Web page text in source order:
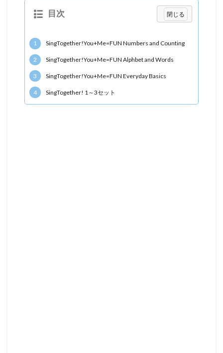
目次
1 SingTogether!You+Me=FUN Numbers and Counting
2 SingTogether!You+Me=FUN Alphbet and Words
3 SingTogether!You+Me=FUN Everyday Basics
4 SingTogether! 1～3セット